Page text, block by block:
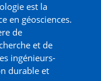
est la
en géosciences.
de
et de
ingénieurs-
durable et